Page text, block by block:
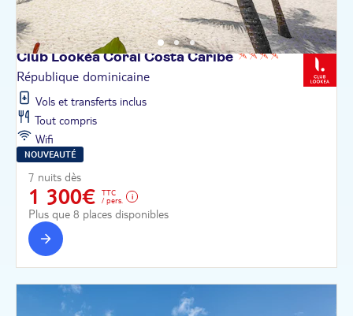
Club Lookéa Coral CostaCaribe
République dominicaine
Vols et transferts inclus
Tout compris
Wifi
NOUVEAUTÉ
7 nuits dès
1 300€
TTC
/ pers.
Plus que 8 places disponibles